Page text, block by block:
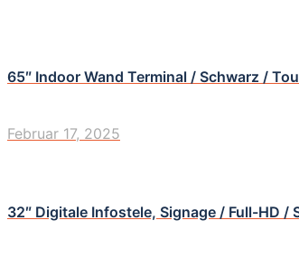
65″ Indoor Wand Terminal / Schwarz /
Februar 17, 2025
32″ Digitale Infostele, Signage / Full-HD